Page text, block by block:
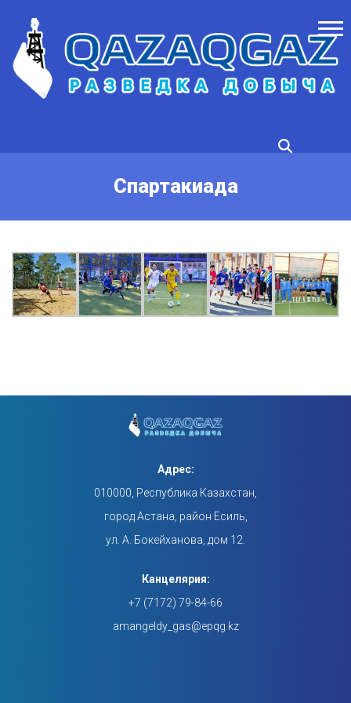
Спартакиада
Адрес:
010000, Республика Казахстан,
город Астана, район Есиль,
ул. А. Бокейханова, дом 12.
Канцелярия:
+7 (7172) 79-84-66
amangeldy_gas@epqg.kz